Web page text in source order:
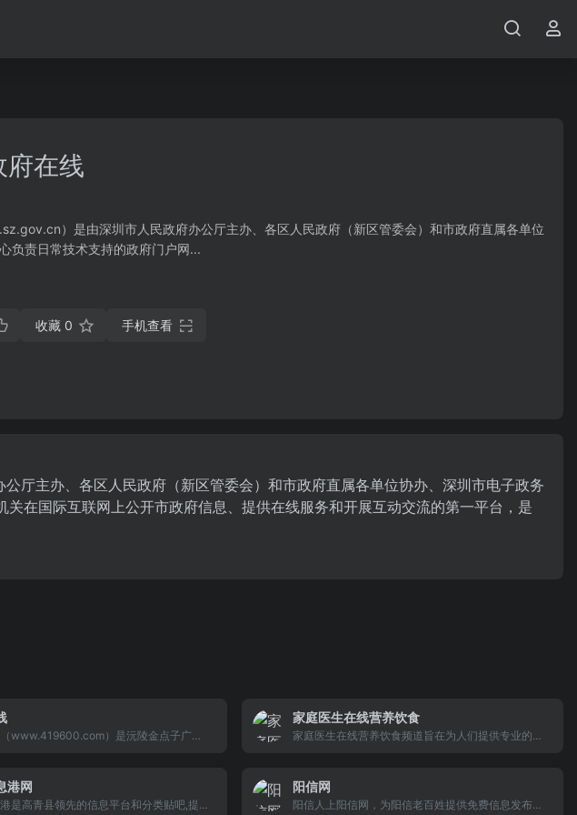
府在线
）是由深圳市人民政府办公厅主办、各区人民政府（新区管委会）和市政府直属各单位
负责日常技术支持的政府门户网...
收藏 0 手机查看
厅主办、各区人民政府（新区管委会）和市政府直属各单位协办、深圳市电子政务
在国际互联网上公开市政府信息、提供在线服务和开展互动交流的第一平台，是
www.419600.com）是沅陵金点子广告
家庭医生在线营养饮食
家庭医生在线营养饮食频道旨在为人们提供专业的食
的重视，解说食品安全标准。做千家万户的家庭医生
健康资讯平台
港网
是高青县领先的信息平台和分类贴吧,提供
阳信网
阳信人上阳信网，为阳信老百姓提供免费信息发布、